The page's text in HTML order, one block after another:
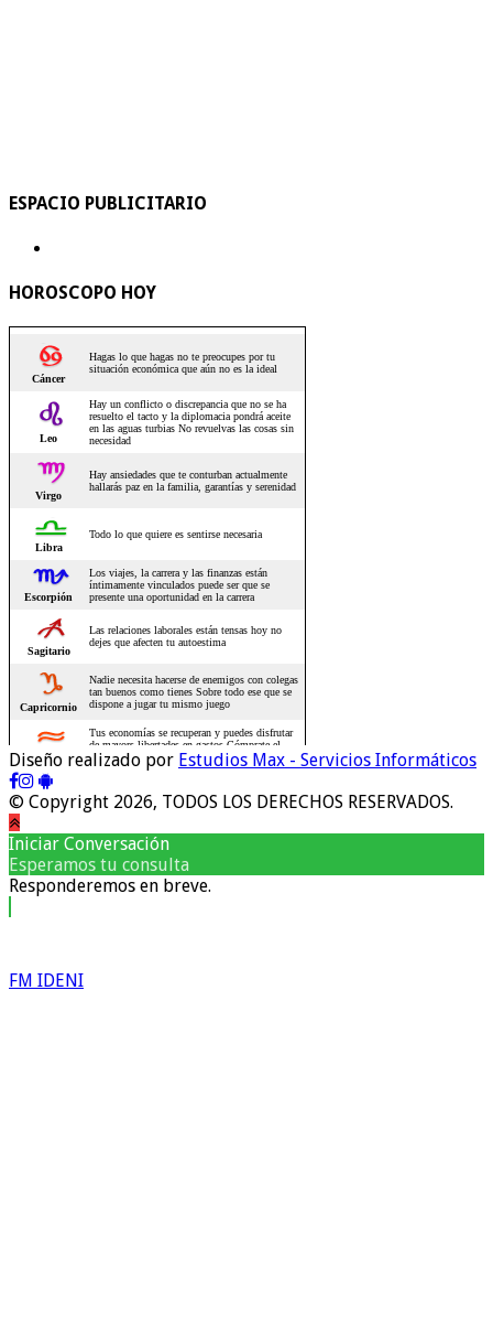
ESPACIO PUBLICITARIO
HOROSCOPO HOY
Diseño realizado por Estudios Max - Servicios Informáticos
© Copyright 2026, TODOS LOS DERECHOS RESERVADOS.
Iniciar Conversación
Esperamos tu consulta
Responderemos en breve.
FM IDENI